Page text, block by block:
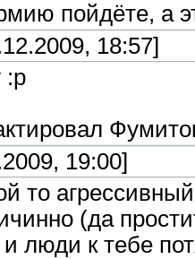
пойдёте, а
18:57]
:р
19:00]
то
(да
люди к тебе